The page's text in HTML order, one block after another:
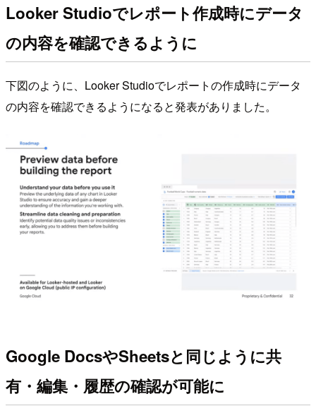
Looker Studioでレポート作成時にデータ
の内容を確認できるように
下図のように、Looker Studioでレポートの作成時にデータ
の内容を確認できるようになると発表がありました。
Google DocsやSheetsと同じように共
有・編集・履歴の確認が可能に